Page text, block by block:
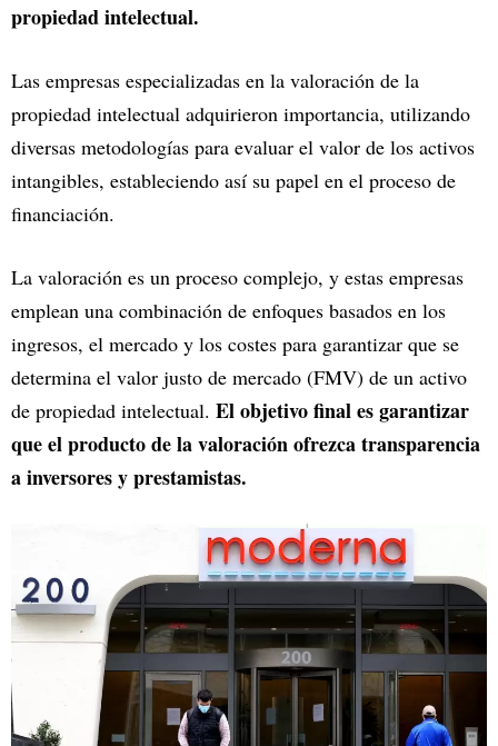
propiedad intelectual.
Las empresas especializadas en la valoración de la
propiedad intelectual adquirieron importancia, utilizando
diversas metodologías para evaluar el valor de los activos
intangibles, estableciendo así su papel en el proceso de
financiación.
La valoración es un proceso complejo, y estas empresas
emplean una combinación de enfoques basados en los
ingresos, el mercado y los costes para garantizar que se
determina el valor justo de mercado (FMV) de un activo
de propiedad intelectual. El objetivo final es garantizar
que el producto de la valoración ofrezca transparencia
a inversores y prestamistas.